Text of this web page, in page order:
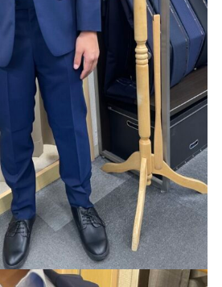
式
Twitter
式
Instagram
公
式
LINE